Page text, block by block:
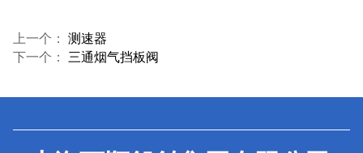
上一个： 测速器
下一个： 三通烟气挡板阀